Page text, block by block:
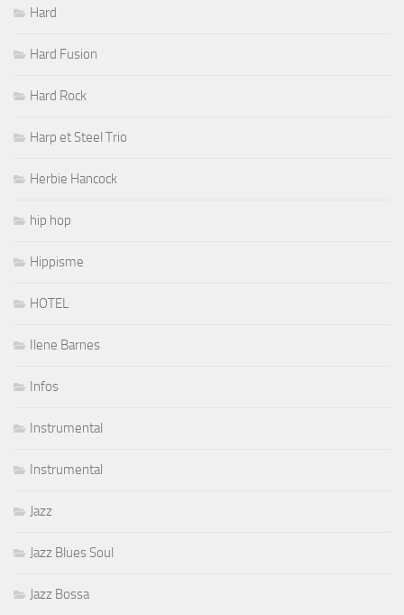
Hard
Hard Fusion
Hard Rock
Harp et Steel Trio
Herbie Hancock
hip hop
Hippisme
HOTEL
Ilene Barnes
Infos
Instrumental
Instrumental
Jazz
Jazz Blues Soul
Jazz Bossa